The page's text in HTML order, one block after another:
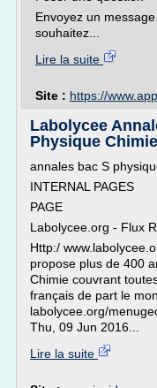
Envoyez un
souhaitez...
Lire la suite
Site : https://
Labolycee
Physique
annales bac S
INTERNAL PAGES
PAGE
Labolycee.org - Flux
Http:/
propose plus de 400
Chimie couvrant
français de part le
labolycee.org/
Thu, 09 Jun 2016...
Lire la suite